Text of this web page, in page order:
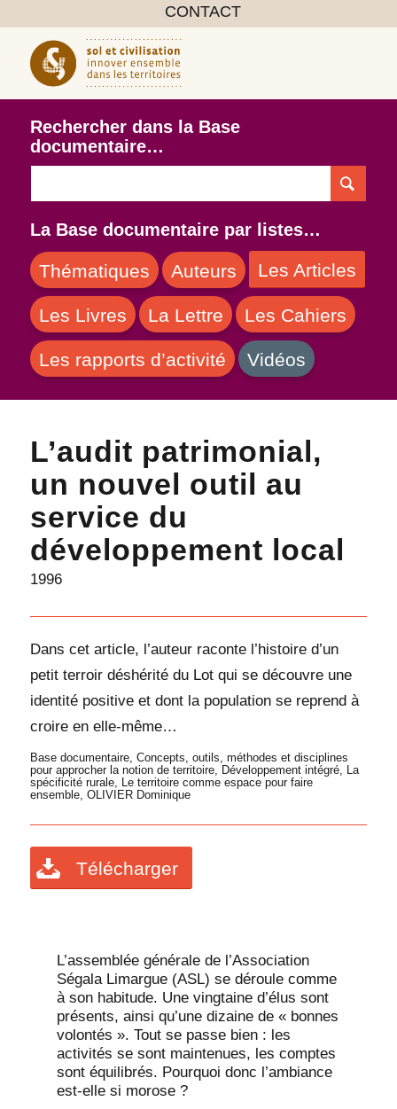
CONTACT
Rechercher dans la Base
documentaire…
La Base documentaire par listes…
Thématiques Auteurs Les Articles
Les Livres La Lettre Les Cahiers
Les rapports d’activité Vidéos
L’audit patrimonial,
un nouvel outil au
service du
développement local
1996
Dans cet article, l’auteur raconte l’histoire d’un
petit terroir déshérité du Lot qui se découvre une
identité positive et dont la population se reprend à
croire en elle-même…
Base documentaire, Concepts, outils, méthodes et disciplines
pour approcher la notion de territoire, Développement intégré,
La
spécificité rurale,
Le territoire comme espace pour faire
ensemble, OLIVIER Dominique
Télécharger
L’assemblée générale de l’Association
Ségala Limargue (ASL) se déroule comme
à son habitude. Une vingtaine d’élus sont
présents, ainsi qu’une dizaine de « bonnes
volontés ». Tout se passe bien : les
activités se sont maintenues, les comptes
sont équilibrés. Pourquoi donc l’ambiance
est-elle si morose ?